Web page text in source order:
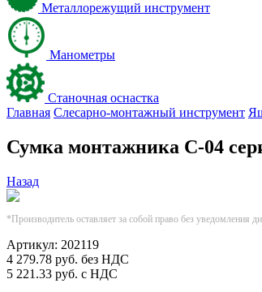
Металлорежущий инструмент
Манометры
Станочная оснастка
Главная Слесарно-монтажный инструмент
Сумка монтажника С-04
Назад
*Производитель оставляет за собой право без уведомления
Артикул: 202119
4 279.78 руб. без НДС
5 221.33 руб. с НДС